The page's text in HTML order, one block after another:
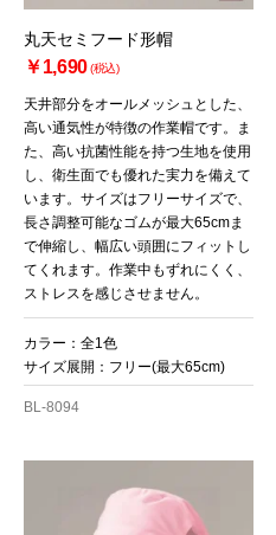
丸天セミフード形帽
￥1,690(税込)
天井部分をオールメッシュとした、
高い通気性が特徴の作業帽です。ま
た、高い抗菌性能を持つ生地を使用
し、衛生面でも優れた実力を備えて
います。サイズはフリーサイズで、
長さ調整可能なゴムが最大65cmま
で伸縮し、幅広い頭囲にフィットし
てくれます。作業中もずれにくく、
ストレスを感じさせません。
カラー：全1色
サイズ展開：フリー(最大65cm)
BL-8094